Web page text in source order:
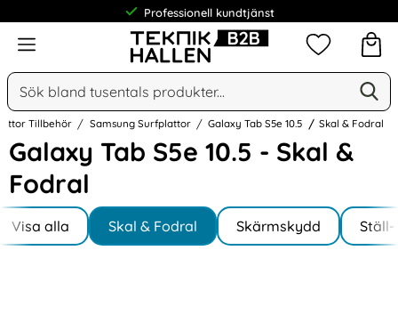
Professionell kundtjänst
Meny
Sök
Sök på Narse Group AB
Mina
Tillbehör Samsung Surfplattor Galaxy Tab S5e 10.5 Skal & Fodral
Galaxy Tab S5e 10.5 - Skal &
Fodral
Hoppa
till
produkter
Underkategorier
Visa alla
I Galaxy Tab S5e 10.5Skal & Fodral Skärmskydd Ställ-